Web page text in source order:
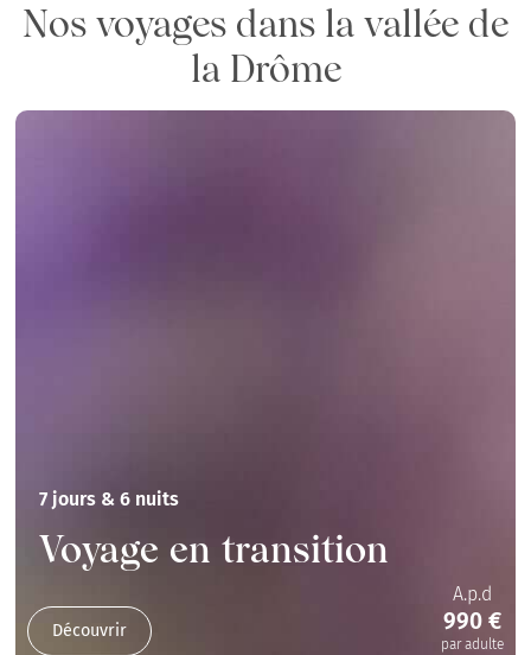
Nos voyages dans la vallée de
la Drôme
7 jours & 6 nuits
Voyage en transition
Découvrir
A.p.d
990 €
par adulte